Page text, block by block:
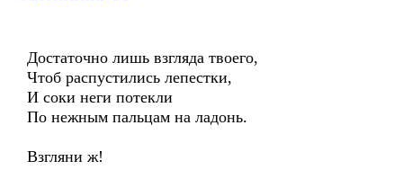
Достаточно лишь взгляда твоего,
Чтоб распустились лепестки,
И соки неги потекли
По нежным пальцам на ладонь.
Взгляни ж!